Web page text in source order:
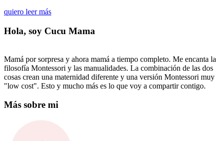
quiero leer más
Hola, soy Cucu Mama
Mamá por sorpresa y ahora mamá a tiempo completo. Me encanta la
filosofía Montessori y las manualidades. La combinación de las dos
cosas crean una maternidad diferente y una versión Montessori muy
"low cost". Esto y mucho más es lo que voy a compartir contigo.
Más sobre mi